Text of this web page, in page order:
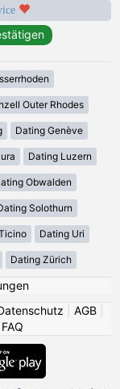
Outer Rhodes
Dating Genève
Dating Luzern
Obwalden
Solothurn
Dating Uri
Dating Zürich
AGB
FAQ